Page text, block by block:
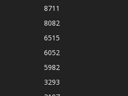
8711
8082
6515
6052
5982
3293